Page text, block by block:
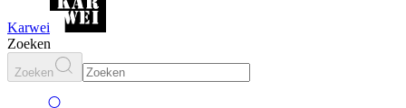
Karwei
Zoeken
Zoeken